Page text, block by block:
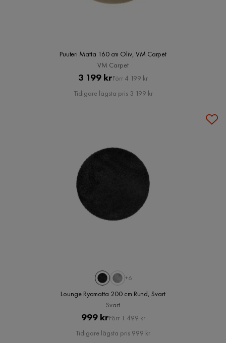
Puuteri Matta 160 cm Oliv, VM Carpet
VM Carpet
Pris
3 199 krOriginal
Pris
Förr 4 199 kr
Tidigare lägsta pris 3 199 kr
+6
Lounge Ryamatta 200 cm Rund, Svart
Svart
Pris
999 kr Original
Pris
Förr 1 499 kr
Tidigare lägsta pris 999 kr